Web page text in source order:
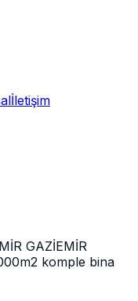
İletişim
GAZİEMİR
komple bina